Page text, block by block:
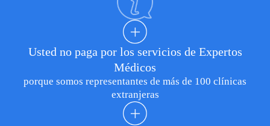
Usted no paga por los servicios de Expertos
Médicos
porque somos representantes de más de 100 clínicas
extranjeras